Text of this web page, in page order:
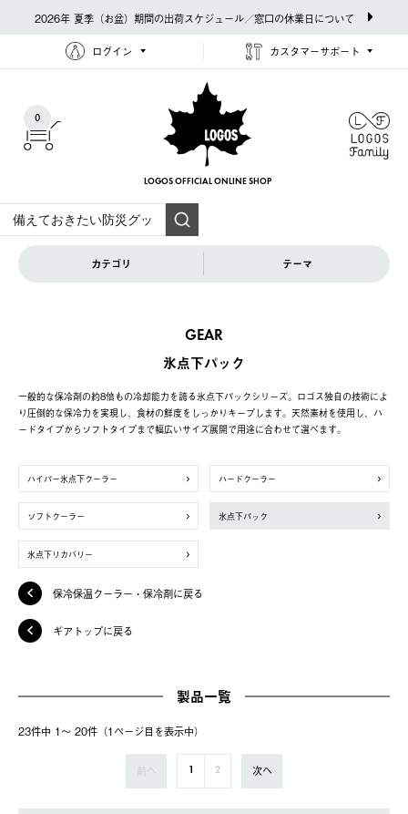
2026年 夏季（お盆）期間の出荷スケジュール／窓口の休業日について
ログイン カスタマーサポート
0
LOGOS OFFICIAL ONLINE SHOP
カテゴリ テーマ
GEAR
氷点下パック
一般的な保冷剤の約8倍もの冷却能力を誇る氷点下パックシリーズ。ロゴス独自の技術によ
り圧倒的な保冷力を実現し、食材の鮮度をしっかりキープします。天然素材を使用し、ハ
ードタイプからソフトタイプまで幅広いサイズ展開で用途に合わせて選べます。
ハイパー氷点下クーラー ハードクーラー
ソフトクーラー 氷点下パック
氷点下リカバリー
保冷保温クーラー・保冷剤に戻る
ギアトップに戻る
製品一覧
23件中 1〜 20件（1ページ⽬を表⽰中）
前へ 1 2 次へ